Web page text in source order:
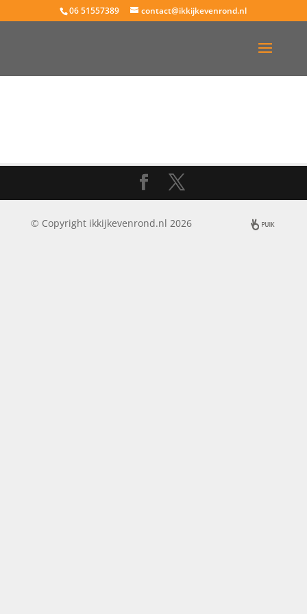
06 51557389 contact@ikkijkevenrond.nl
© Copyright ikkijkevenrond.nl 2026